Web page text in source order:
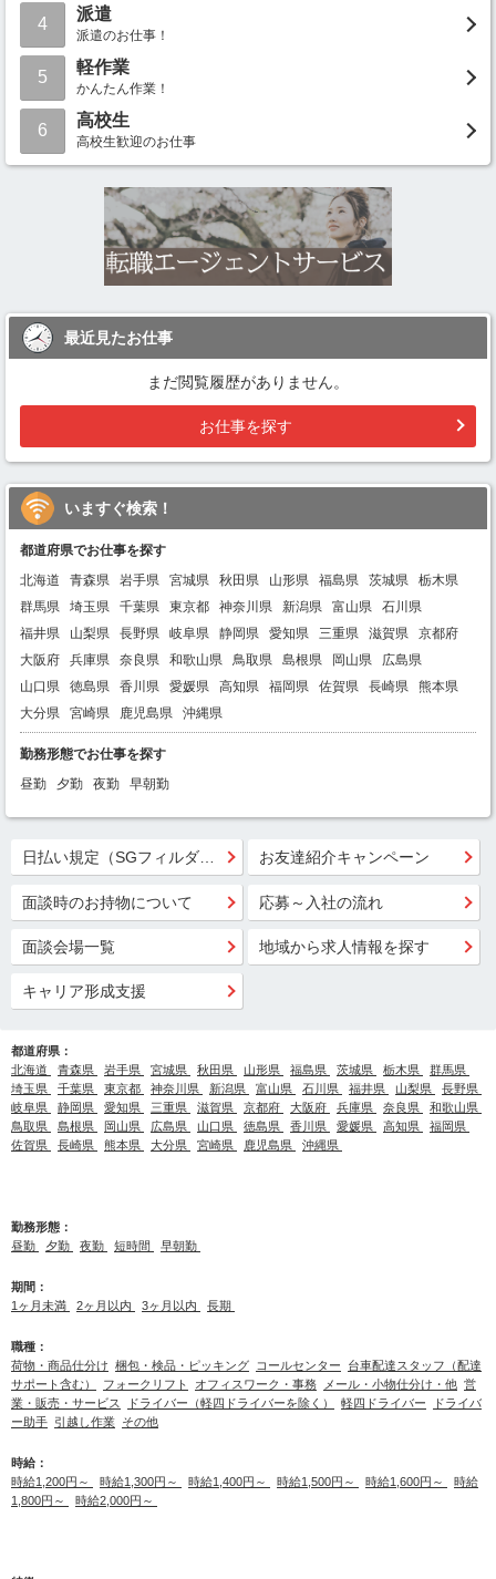
4
派遣
派遣のお仕事！
5
軽作業
かんたん作業！
6
高校生
高校生歓迎のお仕事
最近見たお仕事
まだ閲覧履歴がありません。
お仕事を探す
いますぐ検索！
都道府県でお仕事を探す
北海道
青森県 岩手県 宮城県 秋田県 山形県 福島県 茨城県
栃木県
群馬県
埼玉県 千葉県 東京都 神奈川県 新潟県 富山県
石川県
福井県
山梨県 長野県 岐阜県 静岡県 愛知県 三重県 滋賀県
京都府
大阪府
兵庫県 奈良県 和歌山県 鳥取県 島根県 岡山県
広島県
山口県
徳島県 香川県 愛媛県 高知県 福岡県 佐賀県 長崎県
熊本県
大分県
宮崎県 鹿児島県 沖縄県
勤務形態でお仕事を探す
昼勤
夕勤 夜勤 早朝勤
日払い規定（SGフィルダー） お友達紹介キャンペーン
面談時のお持物について 応募～入社の流れ
面談会場一覧 地域から求人情報を探す
キャリア形成支援
都道府県：
北海道
青森県 岩手県 宮城県 秋田県 山形県 福島県 茨城県 栃木県
群馬県
埼玉県
千葉県 東京都 神奈川県 新潟県 富山県 石川県 福井県 山梨県
長野県
岐阜県
静岡県 愛知県 三重県 滋賀県 京都府 大阪府 兵庫県 奈良県
和歌山県
鳥取県
島根県 岡山県 広島県 山口県 徳島県 香川県 愛媛県 高知県
福岡県
佐賀県
長崎県 熊本県 大分県 宮崎県 鹿児島県 沖縄県
勤務形態：
昼勤
夕勤 夜勤 短時間 早朝勤
期間：
1ヶ月未満
2ヶ月以内 3ヶ月以内 長期
職種：
荷物・商品仕分け 梱包・検品・ピッキング コールセンター
台車配達スタッフ（配達
サポート含む）
フォークリフト オフィスワーク・事務 メール・小物仕分け・他 営
業・販売・サービス
ドライバー（軽四ドライバーを除く） 軽四ドライバー
ドライバ
ー助手 引越し作業 その他
時給：
時給1,200円～
時給1,300円～ 時給1,400円～ 時給1,500円～ 時給1,600円～
時給
1,800円～
時給2,000円～